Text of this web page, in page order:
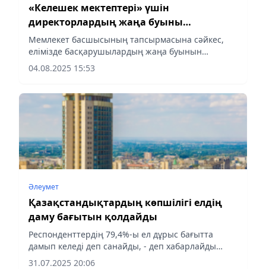
«Келешек мектептері» үшін
директорлардың жаңа буыны
даярлануда
Мемлекет басшысының тапсырмасына сәйкес,
елімізде басқарушылардың жаңа буынын
қалыптастыруға бағытталған «Білім берудегі 1000
көшбасшы» стратегиялық жобасы жүзеге
04.08.2025 15:53
Әлеумет
Қазақстандықтардың көпшілігі елдің
даму бағытын қолдайды
Респонденттердің 79,4%-ы ел дұрыс бағытта
дамып келеді деп санайды, - деп хабарлайды
Aqshamnews.kz.
31.07.2025 20:06